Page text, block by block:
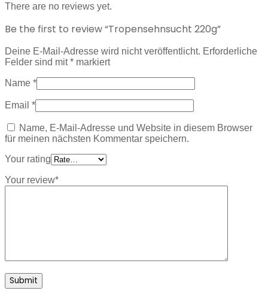
There are no reviews yet.
Be the first to review “Tropensehnsucht 220g”
Deine E-Mail-Adresse wird nicht veröffentlicht. Erforderliche
Felder sind mit* markiert
Name *
Email *
Name, E-Mail-Adresse und Website in diesem Browser
für meinen nächsten Kommentar speichern.
Your rating
Your review*